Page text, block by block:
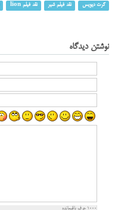
گرت دیویس نقد فیلم شیر نقد فیلم lion
نوشتن دیدگاه
1000 حرف باقیمانده